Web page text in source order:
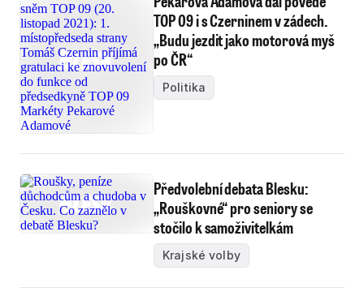
TOP 09 i s Czerninem v zádech.
„Budu jezdit jako motorová myš
po ČR“
Politika
Předvolební debata Blesku:
„Rouškovné“ pro seniory se
stočilo k samoživitelkám
Krajské volby